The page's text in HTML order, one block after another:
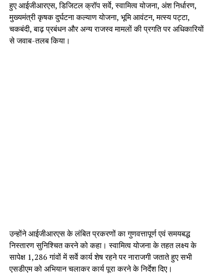
हुए आईजीआरएस, डिजिटल क्रॉप सर्वे, स्वामित्व योजना, अंश निर्धारण,
मुख्यमंत्री कृषक दुर्घटना कल्याण योजना, भूमि आवंटन, मत्स्य पट्टा,
चकबंदी, बाढ़ प्रबंधन और अन्य राजस्व मामलों की प्रगति पर अधिकारियों
से जवाब-तलब किया।
उन्होंने आईजीआरएस के लंबित प्रकरणों का गुणवत्तापूर्ण एवं समयबद्ध
निस्तारण सुनिश्चित करने को कहा। स्वामित्व योजना के तहत लक्ष्य के
सापेक्ष 1,286 गांवों में सर्वे कार्य शेष रहने पर नाराजगी जताते हुए सभी
एसडीएम को अभियान चलाकर कार्य पूरा करने के निर्देश दिए।